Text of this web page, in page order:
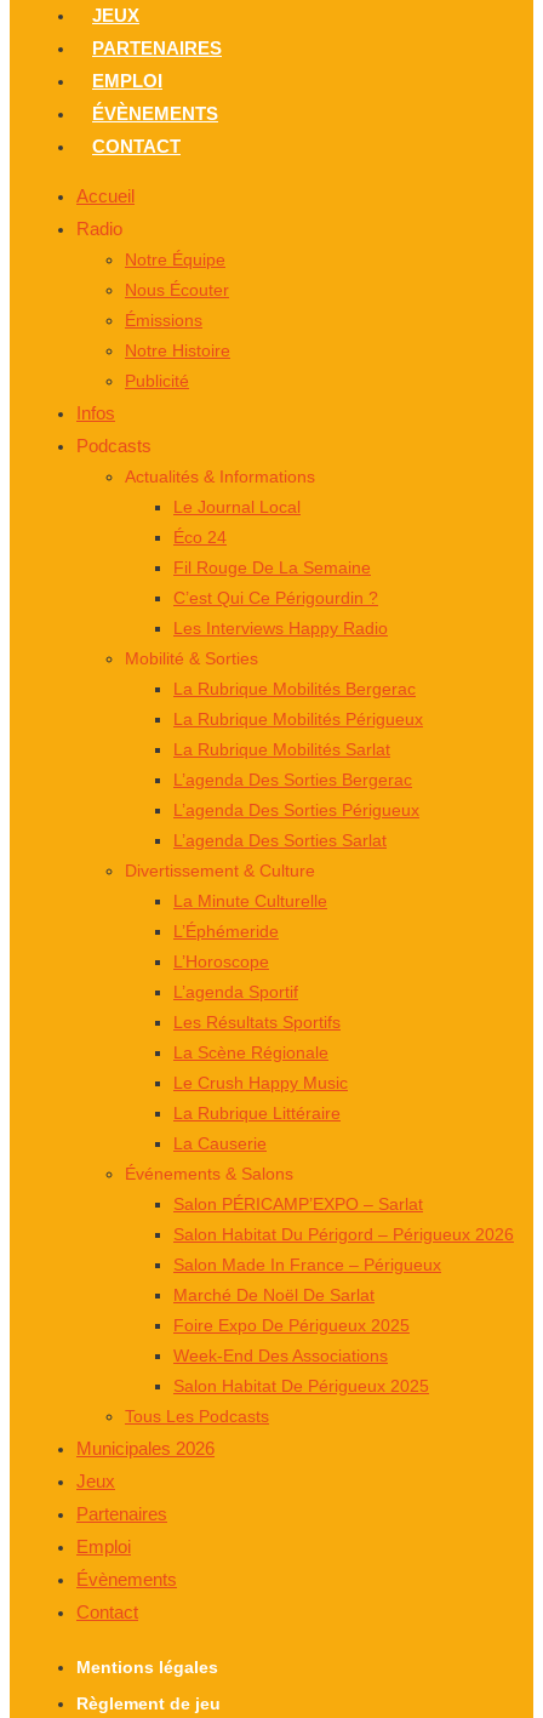
JEUX
PARTENAIRES
EMPLOI
ÉVÈNEMENTS
CONTACT
Accueil
Radio
Notre Équipe
Nous Écouter
Émissions
Notre Histoire
Publicité
Infos
Podcasts
Actualités & Informations
Le Journal Local
Éco 24
Fil Rouge De La Semaine
C’est Qui Ce Périgourdin ?
Les Interviews Happy Radio
Mobilité & Sorties
La Rubrique Mobilités Bergerac
La Rubrique Mobilités Périgueux
La Rubrique Mobilités Sarlat
L’agenda Des Sorties Bergerac
L’agenda Des Sorties Périgueux
L’agenda Des Sorties Sarlat
Divertissement & Culture
La Minute Culturelle
L’Éphémeride
L’Horoscope
L’agenda Sportif
Les Résultats Sportifs
La Scène Régionale
Le Crush Happy Music
La Rubrique Littéraire
La Causerie
Événements & Salons
Salon PÉRICAMP’EXPO – Sarlat
Salon Habitat Du Périgord – Périgueux 2026
Salon Made In France – Périgueux
Marché De Noël De Sarlat
Foire Expo De Périgueux 2025
Week-End Des Associations
Salon Habitat De Périgueux 2025
Tous Les Podcasts
Municipales 2026
Jeux
Partenaires
Emploi
Évènements
Contact
Mentions légales
Règlement de jeu